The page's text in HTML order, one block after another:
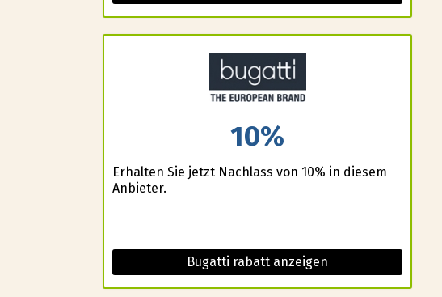
10%
Erhalten Sie jetzt Nachlass von 10% in diesem
Anbieter.
Bugatti rabatt anzeigen